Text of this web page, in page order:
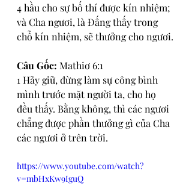
4 hầu cho sự bố thí được kín nhiệm;
và Cha ngươi, là Đấng thấy trong
chỗ kín nhiệm, sẽ thưởng cho ngươi.
Câu Gốc: Mathiơ 6:1
1 Hãy giữ, đừng làm sự công bình
mình trước mặt người ta, cho họ
đều thấy. Bằng không, thì các ngươi
chẳng được phần thưởng gì của Cha
các ngươi ở trên trời.
https://www.youtube.com/watch?
v=mbHxKw9IguQ